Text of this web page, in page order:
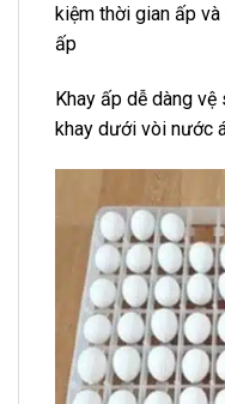
kiệm thời gian ấp
ấp
Khay ấp dễ dàng
khay dưới vòi nước